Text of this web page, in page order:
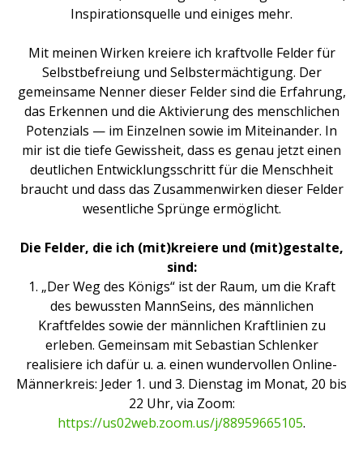
Inspirationsquelle und einiges mehr.
Mit meinen Wirken kreiere ich kraftvolle Felder für
Selbstbefreiung und Selbstermächtigung. Der
gemeinsame Nenner dieser Felder sind die Erfahrung,
das Erkennen und die Aktivierung des menschlichen
Potenzials — im Einzelnen sowie im Miteinander. In
mir ist die tiefe Gewissheit, dass es genau jetzt einen
deutlichen Entwicklungsschritt für die Menschheit
braucht und dass das Zusammenwirken dieser Felder
wesentliche Sprünge ermöglicht.
Die Felder, die ich (mit)kreiere und (mit)gestalte,
sind:
1. „Der Weg des Königs“ ist der Raum, um die Kraft
des bewussten MannSeins, des männlichen
Kraftfeldes sowie der männlichen Kraftlinien zu
erleben. Gemeinsam mit Sebastian Schlenker
realisiere ich dafür u. a. einen wundervollen Online-
Männerkreis: Jeder 1. und 3. Dienstag im Monat, 20 bis
22 Uhr, via Zoom:
https://us02web.zoom.us/j/88959665105.